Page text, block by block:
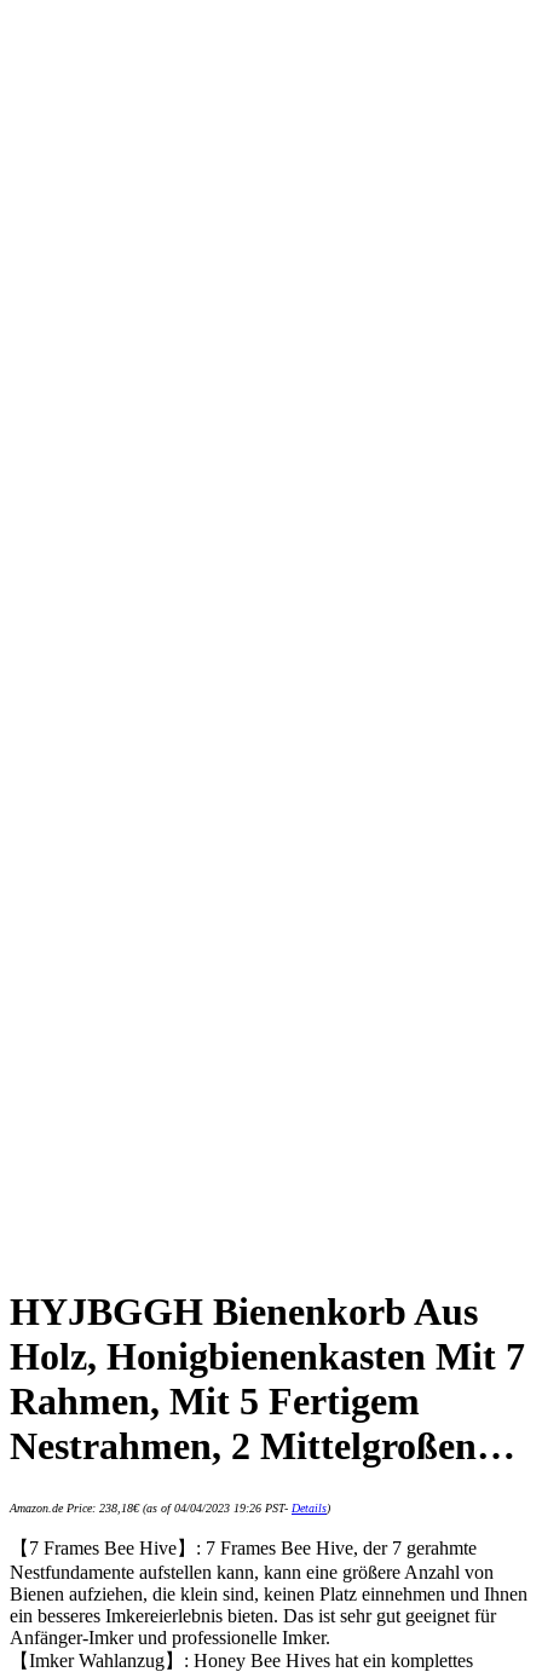
HYJBGGH Bienenkorb Aus
Holz, Honigbienenkasten Mit 7
Rahmen, Mit 5 Fertigem
Nestrahmen, 2 Mittelgroßen…
Amazon.de Price: 238,18€(as of 04/04/2023 19:26 PST- Details)
【7 Frames Bee Hive】: 7 Frames Bee Hive, der 7 gerahmte
Nestfundamente aufstellen kann, kann eine größere Anzahl von
Bienen aufziehen, die klein sind, keinen Platz einnehmen und Ihnen
ein besseres Imkereierlebnis bieten. Das ist sehr gut geeignet für
Anfänger-Imker und professionelle Imker.
【Imker Wahlanzug】: Honey Bee Hives hat ein komplettes